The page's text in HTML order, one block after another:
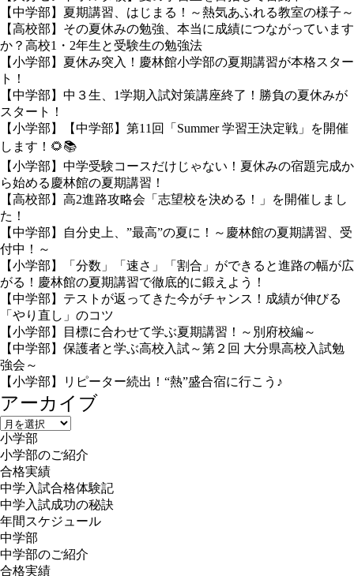
【中学部】夏期講習、はじまる！～熱気あふれる教室の様子～
【高校部】その夏休みの勉強、本当に成績につながっています
か？高校1・2年生と受験生の勉強法
【小学部】夏休み突入！慶林館小学部の夏期講習が本格スター
ト！
【中学部】中３生、1学期入試対策講座終了！勝負の夏休みが
スタート！
【小学部】【中学部】第11回「Summer 学習王決定戦」を開催
します！🌻📚
【小学部】中学受験コースだけじゃない！夏休みの宿題完成か
ら始める慶林館の夏期講習！
【高校部】高2進路攻略会「志望校を決める！」を開催しまし
た！
【中学部】自分史上、”最高”の夏に！～慶林館の夏期講習、受
付中！～
【小学部】「分数」「速さ」「割合」ができると進路の幅が広
がる！慶林館の夏期講習で徹底的に鍛えよう！
【中学部】テストが返ってきた今がチャンス！成績が伸びる
「やり直し」のコツ
【小学部】目標に合わせて学ぶ夏期講習！～別府校編～
【中学部】保護者と学ぶ高校入試～第２回 大分県高校入試勉
強会～
【小学部】リピーター続出！“熱”盛合宿に行こう♪
アーカイブ
ア
ー
カ
イ
ブ
小学部
小学部のご紹介
合格実績
中学入試合格体験記
中学入試成功の秘訣
年間スケジュール
中学部
中学部のご紹介
合格実績